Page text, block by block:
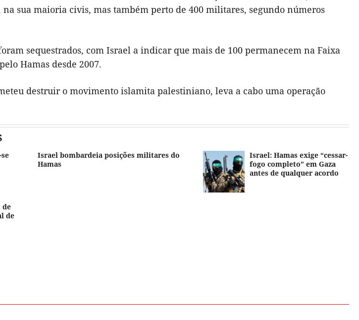
na sua maioria civis, mas também perto de 400 militares, segundo números
sequestrados, com Israel a indicar que mais de 100 permanecem na Faixa
Hamas desde 2007.
destruir o movimento islamita palestiniano, leva a cabo uma operação
Israel bombardeia posições militares do
Hamas
Israel: Hamas exige “cessar-
fogo completo” em Gaza
antes de qualquer acordo
de
de